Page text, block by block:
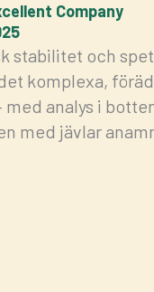
Company
stabilitet och
komplexa,
analys i
med jävlar